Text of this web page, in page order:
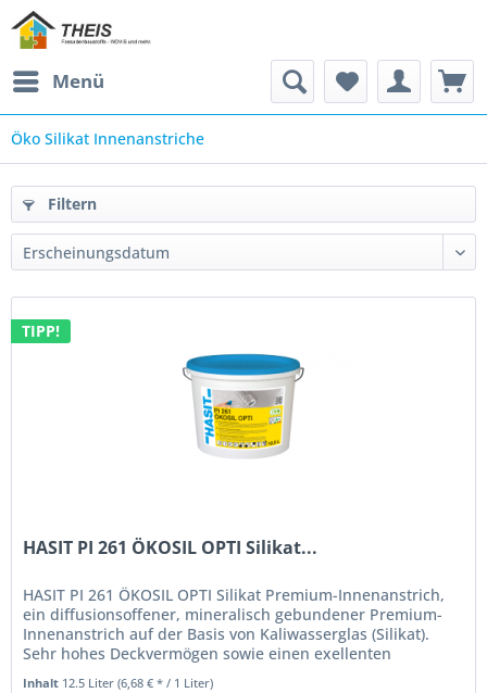
Menü
Öko Silikat Innenanstriche
Filtern
TIPP!
HASIT PI 261 ÖKOSIL OPTI Silikat...
HASIT PI 261 ÖKOSIL OPTI Silikat Premium-Innenanstrich,
ein diffusionsoffener, mineralisch gebundener Premium-
Innenanstrich auf der Basis von Kaliwasserglas (Silikat).
Sehr hohes Deckvermögen sowie einen exellenten
Weißgrad zeichnen...
Inhalt 12.5 Liter(6,68 € * / 1 Liter)